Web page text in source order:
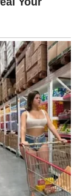
uspjeh.
dolazi na svoje
osjetiti